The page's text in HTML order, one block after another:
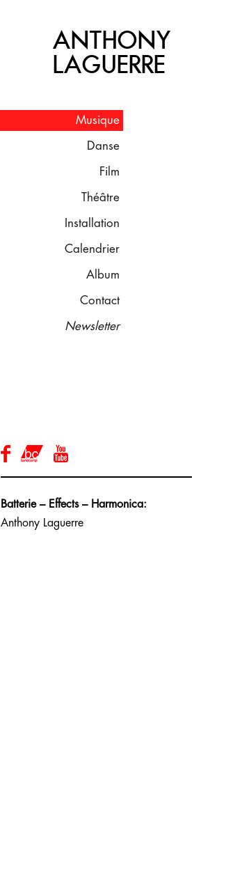
ANTHONY
LAGUERRE
Musique
Danse
Film
Théâtre
Installation
Calendrier
Album
Contact
Newsletter
Batterie – Effects – Harmonica:
Anthony Laguerre